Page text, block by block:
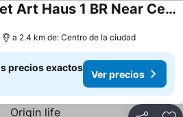
Mango Moon Phuket Art Haus 1 BR Near Central Phuket
a 2.4 km de: Centro de la ciudad
precios exactos
Ver precios